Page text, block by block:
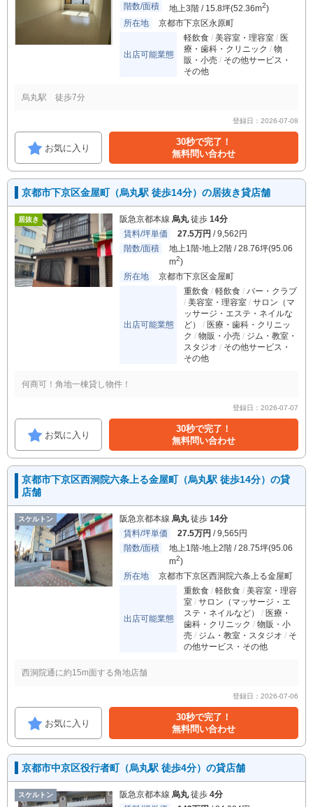
階数/面積
地上3階 / 15.8坪(52.36m2)
所在地
京都市下京区永原町
出店可能業態
軽飲食 美容室・理容室
医
療・歯科・クリニック
物
販・小売
その他サービス・
その他
烏丸駅 徒歩7分
登録日：2026-07-08
お気に入り
30秒で完了！
無料問い合わせ
京都市下京区金屋町（烏丸駅 徒歩14分）の居抜き貸店舗
居抜き 阪急京都本線 烏丸徒歩 14分
賃料/坪単価
27.5万円 / 9,562円
階数/面積
地上1階-地上2階 / 28.76坪(95.06
m2)
所在地
京都市下京区金屋町
出店可能業態
重飲食 軽飲食
バー・クラブ
美容室・理容室
サロン（マ
ッサージ・エステ・ネイルな
ど）
医療・歯科・クリニッ
ク
物販・小売
ジム・教室・
スタジオ
その他サービス・
その他
何商可！角地一棟貸し物件！
登録日：2026-07-07
お気に入り
30秒で完了！
無料問い合わせ
京都市下京区西洞院六条上る金屋町（烏丸駅 徒歩14分）の貸
店舗
スケルトン 阪急京都本線 烏丸徒歩 14分
賃料/坪単価
27.5万円 / 9,565円
階数/面積
地上1階-地上2階 / 28.75坪(95.06
m2)
所在地
京都市下京区西洞院六条上る金屋町
出店可能業態
重飲食 軽飲食
美容室・理容
室
サロン（マッサージ・エ
ステ・ネイルなど）
医療・
歯科・クリニック
物販・小
売
ジム・教室・スタジオ
そ
の他サービス・その他
西洞院通に約15m面する角地店舗
登録日：2026-07-06
お気に入り
30秒で完了！
無料問い合わせ
京都市中京区役行者町（烏丸駅 徒歩4分）の貸店舗
スケルトン 阪急京都本線 烏丸徒歩 4分